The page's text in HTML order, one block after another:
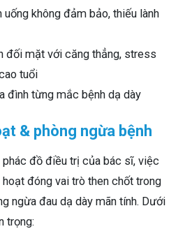
không đảm bảo, thiếu lành
đối mặt với căng thẳng, stress
tuổi
đình từng mắc bệnh dạ dày
& phòng ngừa bệnh
phác đồ điều trị của bác sĩ, việc
đóng vai trò then chốt trong
ngừa đau dạ dày mãn tính. Dưới
trọng: